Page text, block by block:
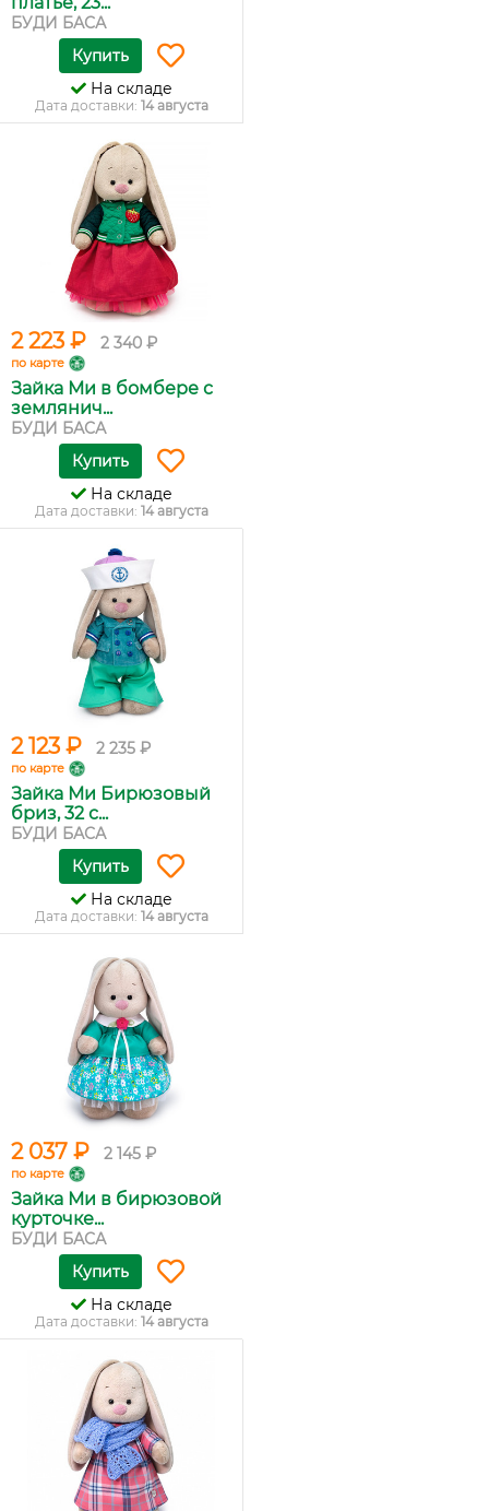
БУДИ БАСА
Купить
На складе
Дата доставки: 14 августа
2 223 ₽ 2 340 ₽
по карте
Зайка Ми в бомбере с
землянич...
БУДИ БАСА
Купить
На складе
Дата доставки: 14 августа
2 123 ₽ 2 235 ₽
по карте
Зайка Ми Бирюзовый
бриз, 32 с...
БУДИ БАСА
Купить
На складе
Дата доставки: 14 августа
2 037 ₽ 2 145 ₽
по карте
Зайка Ми в бирюзовой
курточке...
БУДИ БАСА
Купить
На складе
Дата доставки: 14 августа